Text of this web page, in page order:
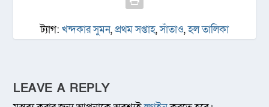
ট্যাগ: খন্দকার সুমন,প্রথম সপ্তাহ,সাঁতাও,হল তালিকা
LEAVE A REPLY